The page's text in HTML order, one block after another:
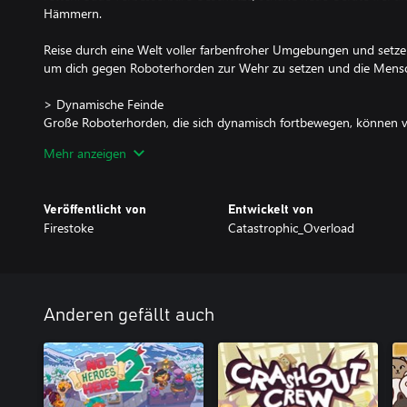
Hämmern.
Reise durch eine Welt voller farbenfroher Umgebungen und
um dich gegen Roboterhorden zur Wehr zu setzen und die
> Dynamische Feinde
Große Roboterhorden, die sich dynamisch fortbewegen, können
riesige Hämmer, renne und springe durch farbenfrohe Levels und
Geschütze gegen die stetig anrückenden Wellen aus Robotern
oder lokal mit bis zu 4 Spielern. Dir steht es auch frei mit einer
Freunden und Online-Spielern in die Schlacht zu ziehen.
> Level-Vielfalt
Reise durch 32 farbenfrohe und vielseitige Levels einer
Können in insgesamt 8 Regionen mit jeweils einzigartigen
Mehr anzeigen
Veröffentlicht von
Firestoke
Entwickelt von
Catastrophic_Overload
Anderen gefällt auch